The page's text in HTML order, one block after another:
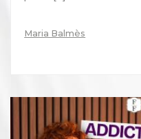
Maria Balmès